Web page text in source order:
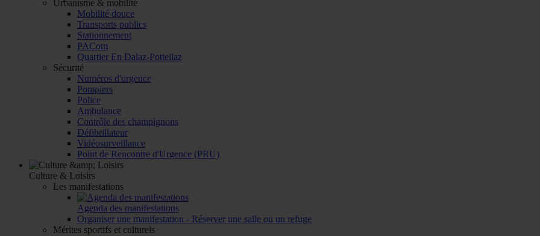
Urbanisme & mobilité
Mobilité douce
Transports publics
Stationnement
PACom
Quartier En Dalaz-Potteilaz
Sécurité
Numéros d'urgence
Pompiers
Police
Ambulance
Contrôle des champignons
Défibrillateur
Vidéosurveillance
Point de Rencontre d'Urgence (PRU)
Culture & Loisirs
Les manifestations
Agenda des manifestations
Organiser une manifestation - Réserver une salle ou un refuge
Mérites sportifs et culturels